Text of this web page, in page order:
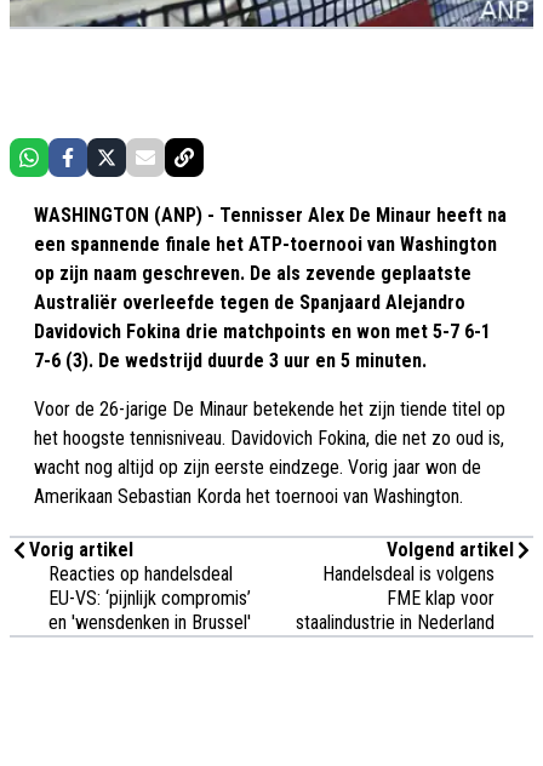
WASHINGTON (ANP) - Tennisser Alex De Minaur heeft na
een spannende finale het ATP-toernooi van Washington
op zijn naam geschreven. De als zevende geplaatste
Australiër overleefde tegen de Spanjaard Alejandro
Davidovich Fokina drie matchpoints en won met 5-7 6-1
7-6 (3). De wedstrijd duurde 3 uur en 5 minuten.
Voor de 26-jarige De Minaur betekende het zijn tiende titel op
het hoogste tennisniveau. Davidovich Fokina, die net zo oud is,
wacht nog altijd op zijn eerste eindzege. Vorig jaar won de
Amerikaan Sebastian Korda het toernooi van Washington.
Vorig artikel
Reacties op handelsdeal
EU-VS: ‘pijnlijk compromis’
en 'wensdenken in Brussel'
Volgend artikel
Handelsdeal is volgens
FME klap voor
staalindustrie in Nederland